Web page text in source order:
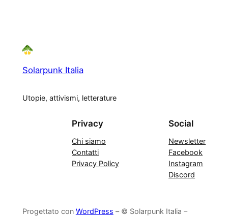
Solarpunk Italia
Utopie, attivismi, letterature
Privacy
Chi siamo
Contatti
Privacy Policy
Social
Newsletter
Facebook
Instagram
Discord
Progettato con WordPress – © Solarpunk Italia –